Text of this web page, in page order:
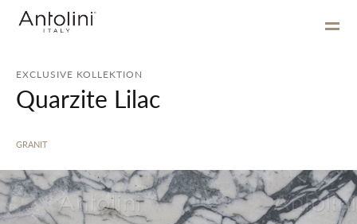
EXCLUSIVE KOLLEKTION
Quarzite Lilac
GRANIT